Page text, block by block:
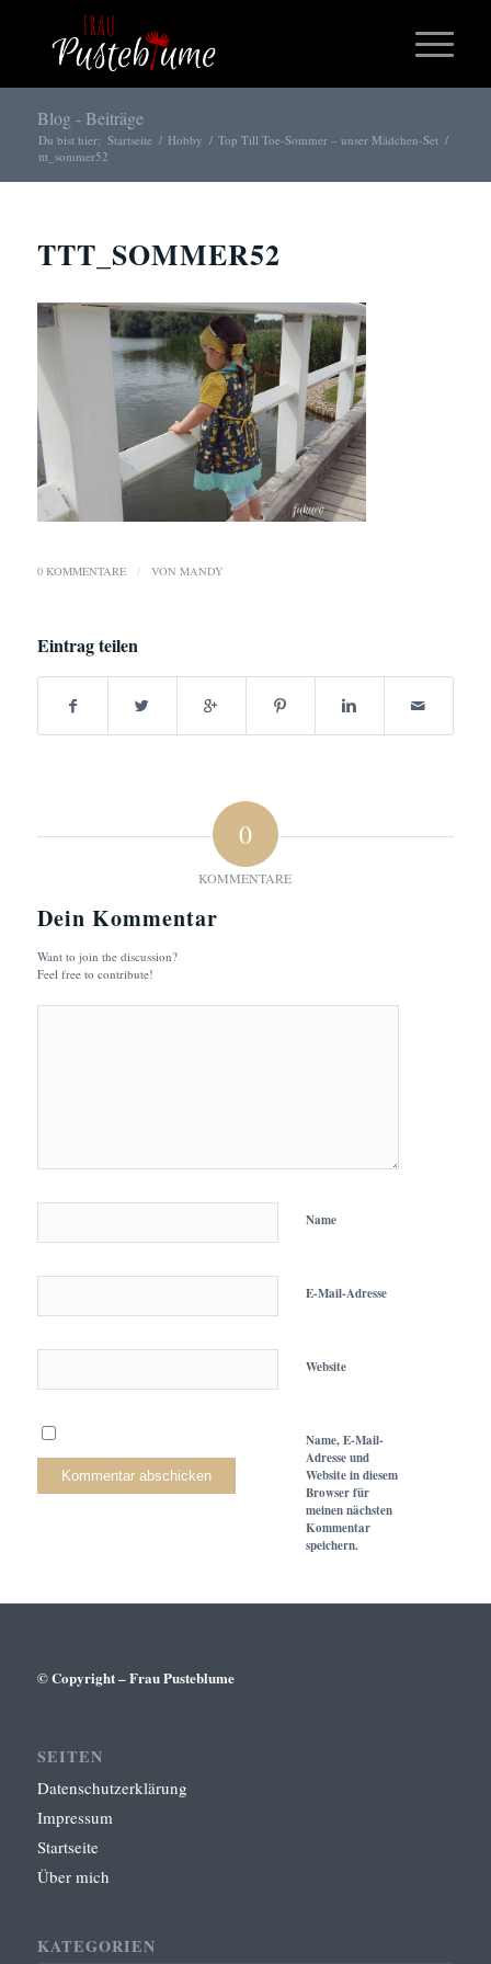
Blog - Beiträge
Du bist hier: Startseite / Hobby / Top Till Toe-Sommer – unser Mädchen-Set /
ttt_sommer52
TTT_SOMMER52
0 KOMMENTARE / VON MANDY
Eintrag teilen
0
KOMMENTARE
Dein Kommentar
Want to join the discussion?
Feel free to contribute!
Name
E-Mail-Adresse
Website
Name, E-Mail-
Adresse und
Website in diesem
Browser für
meinen nächsten
Kommentar
speichern.
© Copyright – Frau Pusteblume
SEITEN
Datenschutzerklärung
Impressum
Startseite
Über mich
KATEGORIEN